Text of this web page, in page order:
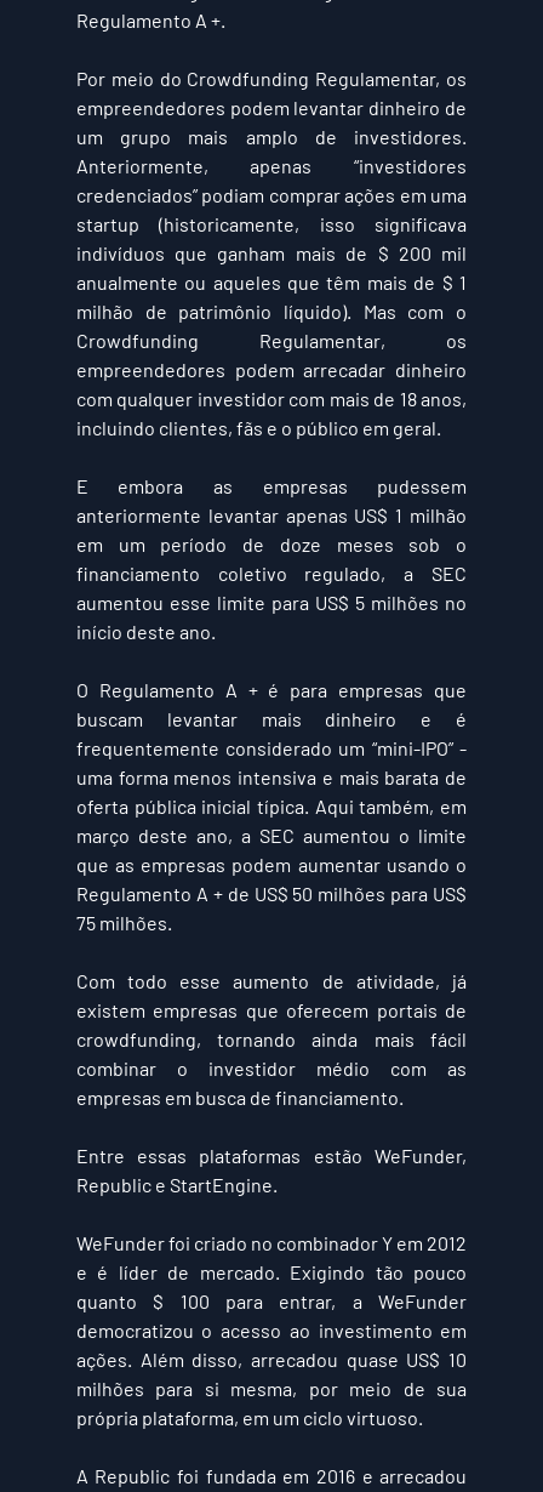
Regulamento A +.
Por meio do Crowdfunding Regulamentar, os
empreendedores podem levantar dinheiro de
um grupo mais amplo de investidores.
Anteriormente, apenas “investidores
credenciados” podiam comprar ações em uma
startup (historicamente, isso significava
indivíduos que ganham mais de $ 200 mil
anualmente ou aqueles que têm mais de $ 1
Crowdfunding Regulamentar, os
empreendedores podem arrecadar dinheiro
com qualquer investidor com mais de 18 anos,
incluindo clientes, fãs e o público em geral.
E embora as empresas pudessem
anteriormente levantar apenas US$ 1 milhão
em um período de doze meses sob o
financiamento coletivo regulado, a SEC
aumentou esse limite para US$ 5 milhões no
início deste ano.
O Regulamento A + é para empresas que
buscam levantar mais dinheiro e é
frequentemente considerado um “mini-IPO” -
uma forma menos intensiva e mais barata de
oferta pública inicial típica. Aqui também, em
março deste ano, a SEC aumentou o limite
que as empresas podem aumentar usando o
Regulamento A + de US$ 50 milhões para US$
75 milhões.
Com todo esse aumento de atividade, já
existem empresas que oferecem portais de
crowdfunding, tornando ainda mais fácil
combinar o investidor médio com as
empresas em busca de financiamento.
Entre essas plataformas estão WeFunder,
Republic e StartEngine.
WeFunder foi criado no combinador Y em 2012
e é líder de mercado. Exigindo tão pouco
quanto $ 100 para entrar, a WeFunder
democratizou o acesso ao investimento em
ações. Além disso, arrecadou quase US$ 10
milhões para si mesma, por meio de sua
própria plataforma, em um ciclo virtuoso.
A Republic foi fundada em 2016 e arrecadou